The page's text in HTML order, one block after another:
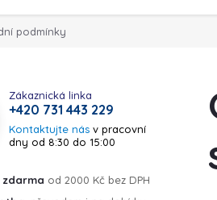
podmínky
Zákaznická linka
+420 731 443 229
Kontaktujte nás v pracovní
dny od 8:30 do 15:00
od 2000 Kč bez DPH